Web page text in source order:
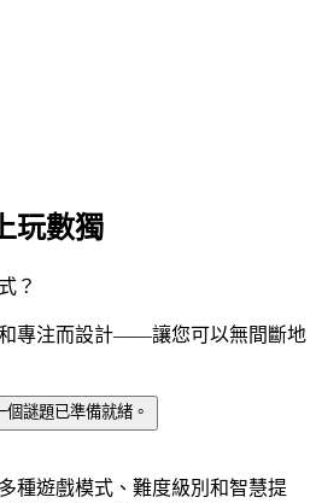
玩數獨
？
專注而設計——讓您可以無間斷地
謎題已準備就緒。
種遊戲模式、難度級別和智慧提